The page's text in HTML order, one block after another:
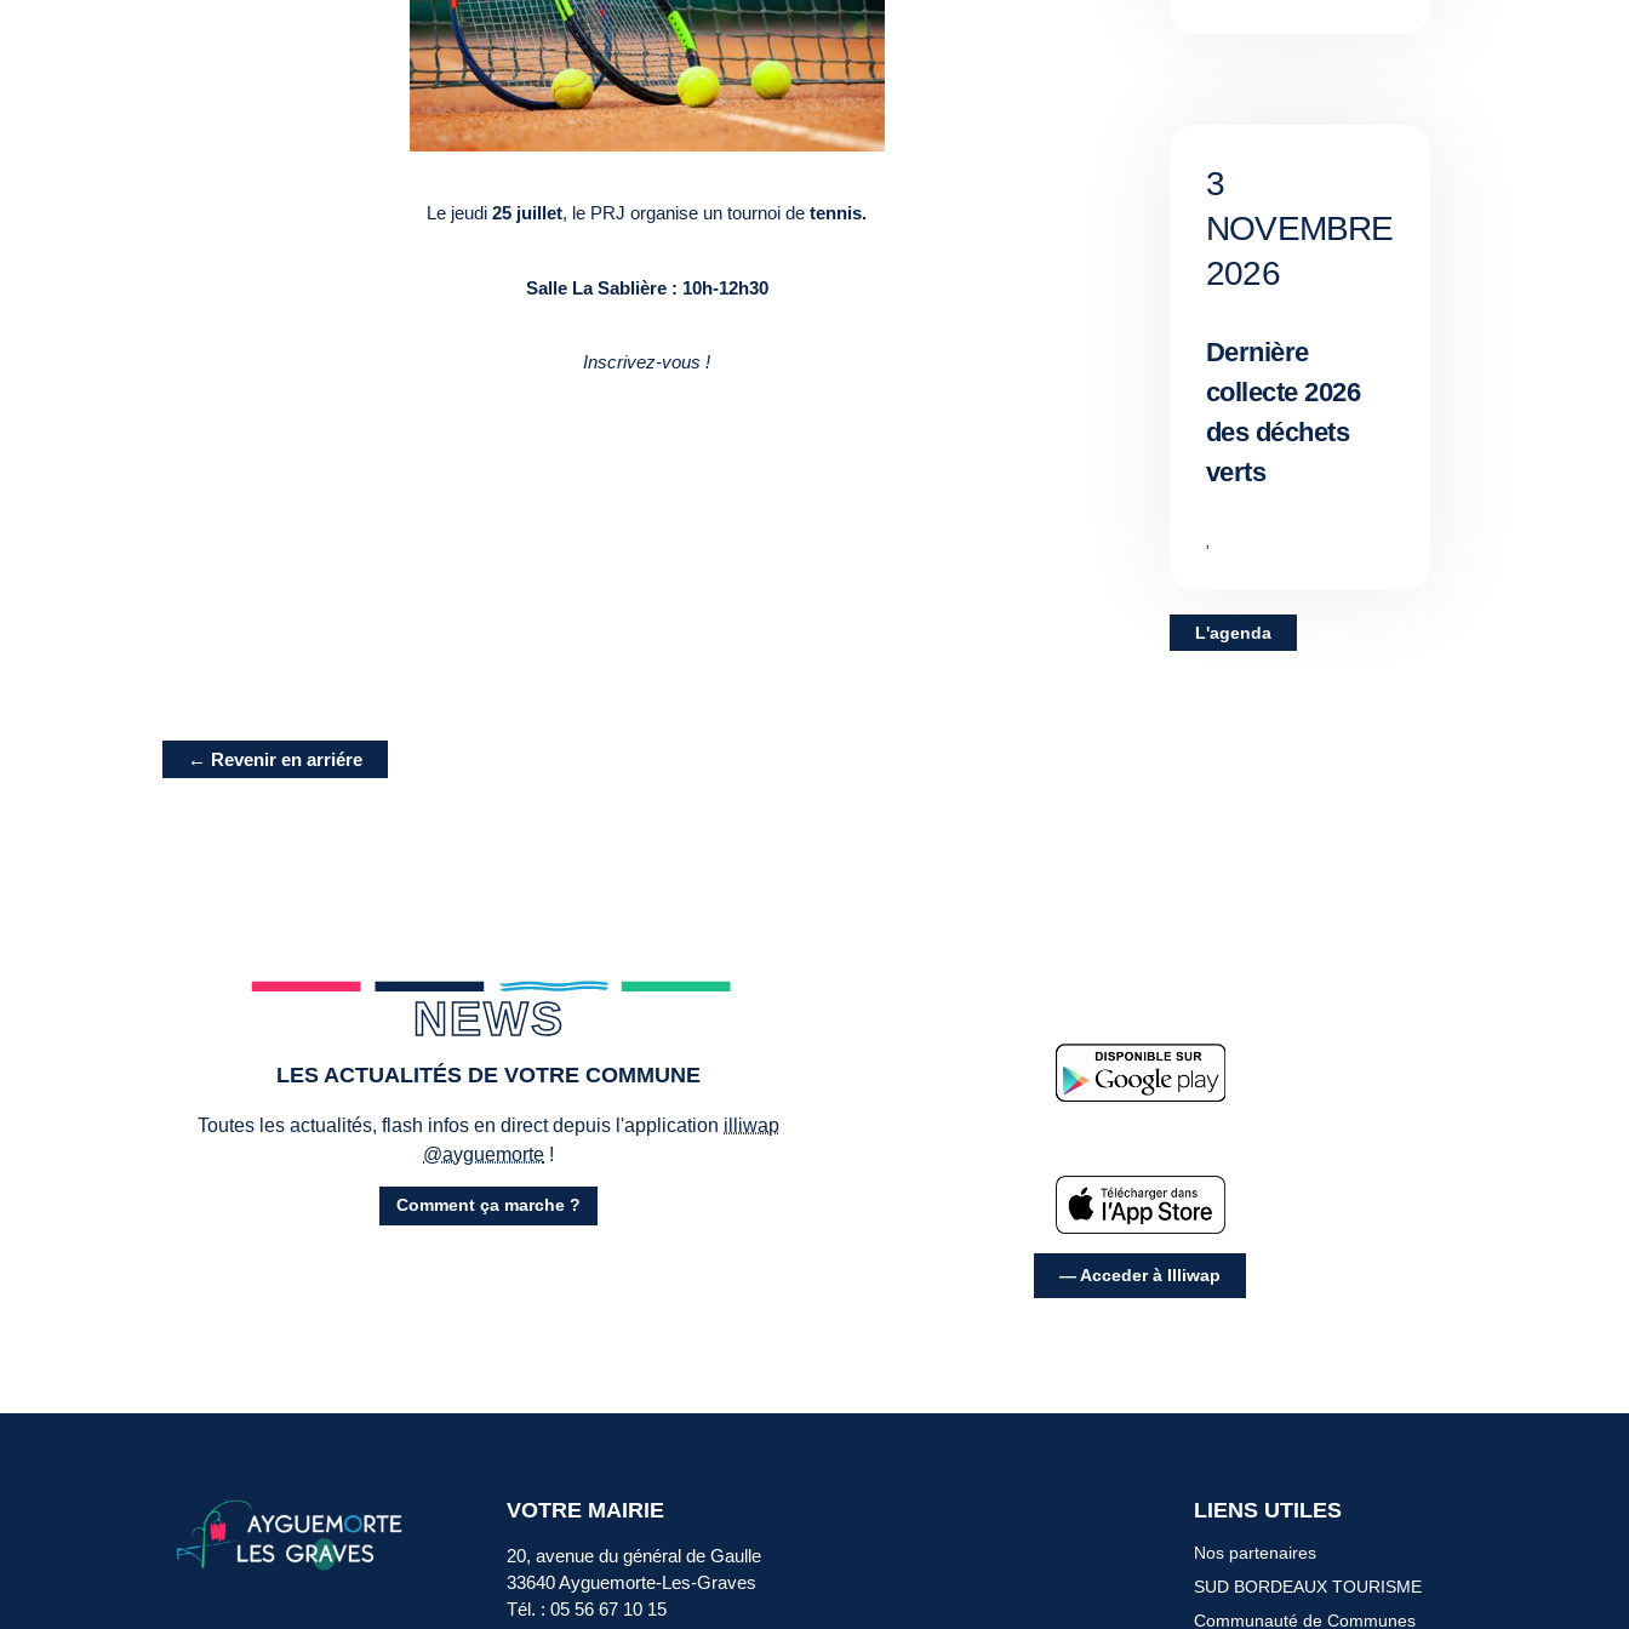
Le jeudi25 juillet, le PRJ organise un tournoi detennis.
Salle La Sablière : 10h-12h30
Inscrivez-vous !
3
NOVEMBRE
2026
Dernière
collecte 2026
des déchets
verts
,
L'agenda
← Revenir en arriére
NEWS
LES ACTUALITÉS DE VOTRE COMMUNE
Toutes les actualités, flash infos en direct depuis l'application illiwap
@ayguemorte !
Comment ça marche ?
— Acceder à Illiwap
VOTRE MAIRIE
20, avenue du général de Gaulle
33640 Ayguemorte-Les-Graves
Tél. : 05 56 67 10 15
LIENS UTILES
Nos partenaires
SUD BORDEAUX TOURISME
Communauté de Communes